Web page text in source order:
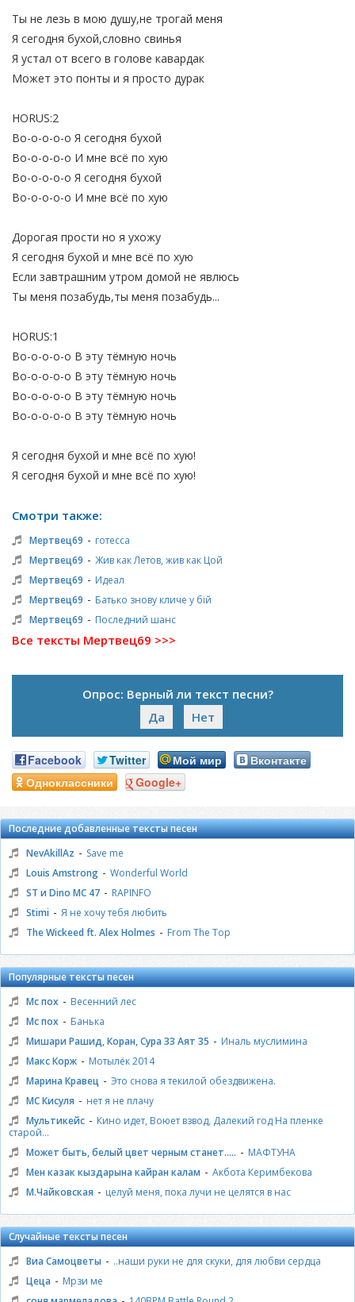
Ты не лезь в мою душу,не трогай меня
Я сегодня бухой,словно свинья
Я устал от всего в голове кавардак
Может это понты и я просто дурак
HORUS:2
Во-о-о-о-о Я сегодня бухой
Во-о-о-о-о И мне всё по хую
Во-о-о-о-о Я сегодня бухой
Во-о-о-о-о И мне всё по хую
Дорогая прости но я ухожу
Я сегодня бухой и мне всё по хую
Если завтрашним утром домой не явлюсь
Ты меня позабудь,ты меня позабудь...
HORUS:1
Во-о-о-о-о В эту тёмную ночь
Во-о-о-о-о В эту тёмную ночь
Во-о-о-о-о В эту тёмную ночь
Во-о-о-о-о В эту тёмную ночь
Я сегодня бухой и мне всё по хую!
Я сегодня бухой и мне всё по хую!
Смотри также:
Мертвец69 - готесса
Мертвец69 - Жив как Летов, жив как Цой
Мертвец69 - Идеал
Мертвец69 - Батько знову кличе у бій
Мертвец69 - Последний шанс
Все тексты Мертвец69 >>>
Опрос: Верный ли текст песни?
Да
Нет
Facebook Twitter Мой мир
Вконтакте
Одноклассники
Google+
Последние добавленные тексты песен
NevAkillAz - Save me
Louis Amstrong - Wonderful World
ST и Dino MC 47 - RAPINFO
Stimi - Я не хочу тебя любить
The Wickeed ft. Alex Holmes - From The Top
Популярные тексты песен
Мс пох - Весенний лес
Мс пох - Банька
Мишари Рашид, Коран, Сура 33 Аят 35 - Иналь муслимина
Макс Корж - Мотылёк 2014
Марина Кравец - Это снова я текилой обездвижена.
МС Кисуля - нет я не плачу
Мультикейс - Кино идет, Воюет взвод, Далекий год На пленке
старой...
Может быть, белый цвет черным станет..... - МАФТУНА
Мен казак кыздарына кайран калам - Акбота Керимбекова
М.Чайковская - целуй меня, пока лучи не целятся в нас
Случайные тексты песен
Виа Самоцветы - ..наши руки не для скуки, для любви сердца
Цеца - Мрзи ме